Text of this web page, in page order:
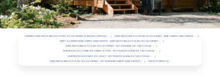
CAMPING PARC NATIONAL DU FJORD-DU-SAGUENAY LE BLEUVET (SÉPAQ) PARC NATIONAL DU FJORD DU SAGUENAY - BAIE-SAINTE-MARGUERITE
PRÊT-À-CAMPER BAIE SAINTE-MARGUERITE - PARC NATIONAL DU FJORD-DU-SAGUENAY
PARC NATIONAL DU FJORD-DU-SAGUENAY - SECTEUR BAIE-DE-TADOUSSAC
SENTIER DE LA COLLINE-DE-L'ANSE-À-L'EAU - SECTEUR DE LA BAIE DE TADOUSSAC
SENTIER DE LA POINTE-DE-L'ISLET - SECTEUR DE LA BAIE DE TADOUSSAC
PARC NATIONAL DU FJORD-DU-SAGUENAY - SECTEUR BAIE SAINTE-MARGUERITE HALTE DU BÉLUGA